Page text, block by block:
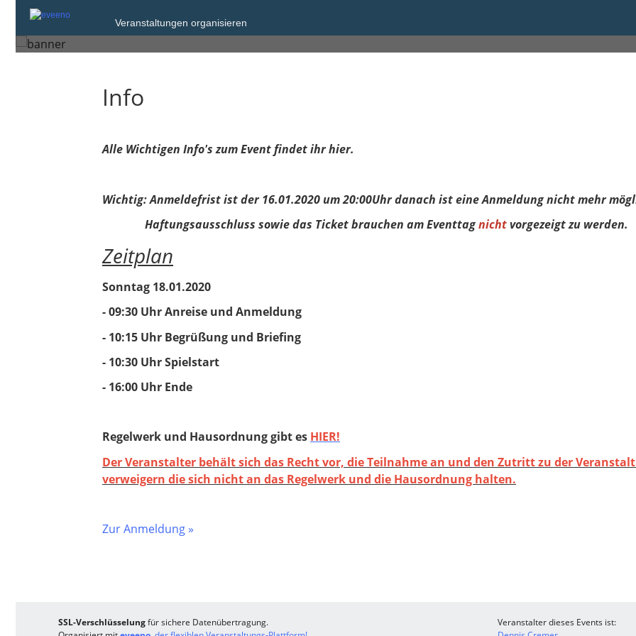
Veranstaltungen organisieren
Westerstede
Info
Alle Wichtigen Info's zum Event findet ihr hier.
Wichtig: Anmeldefrist ist der 16.01.2020 um 20:00Uhr danach ist eine Anmeldung nicht mehr
Haftungsausschluss sowie das Ticket brauchen am Eventtagnichtvorgezeigt zu werden.
Zeitplan
Sonntag 18.01.2020
- 09:30 Uhr Anreise und Anmeldung
- 10:15 Uhr Begrüßung und Briefing
- 10:30 Uhr Spielstart
​​​​​​​- 16:00 Uhr Ende
Regelwerk und Hausordnung gibt es HIER!
Der Veranstalter behält sich das Recht vor, die Teilnahme an und den Zutritt zu der
verweigern die sich nicht an das Regelwerk und die Hausordnung halten.
Zur Anmeldung »
SSL-Verschlüsselungfür sichere Datenübertragung.
Veranstalter dieses Events ist: